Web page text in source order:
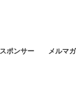
スポンサー メルマ